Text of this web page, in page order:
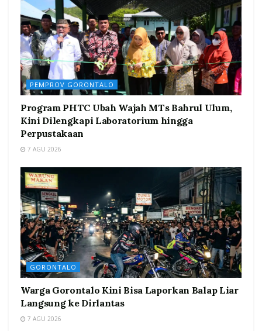
PEMPROV GORONTALO
Program PHTC Ubah Wajah MTs Bahrul Ulum,
Kini Dilengkapi Laboratorium hingga
Perpustakaan
7 AGU 2026
GORONTALO
Warga Gorontalo Kini Bisa Laporkan Balap Liar
Langsung ke Dirlantas
7 AGU 2026